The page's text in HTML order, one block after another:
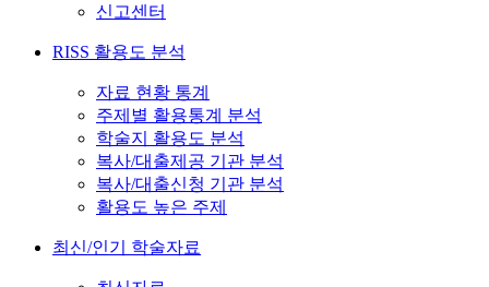
신고센터
RISS 활용도 분석
자료 현황 통계
주제별 활용통계 분석
학술지 활용도 분석
복사/대출제공 기관 분석
복사/대출신청 기관 분석
활용도 높은 주제
최신/인기 학술자료